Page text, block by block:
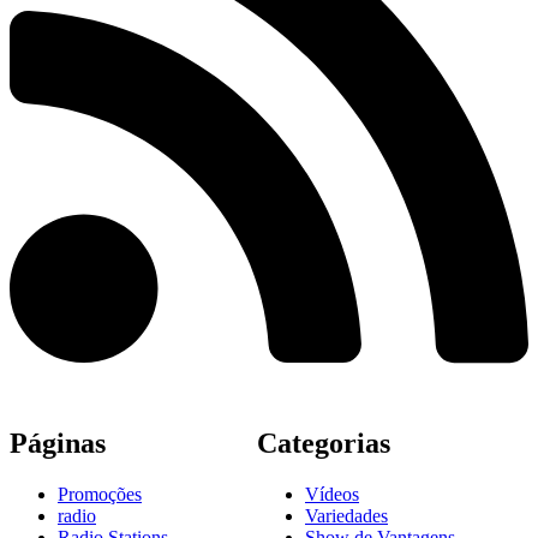
Páginas
Promoções
radio
Categorias
Vídeos
Variedades